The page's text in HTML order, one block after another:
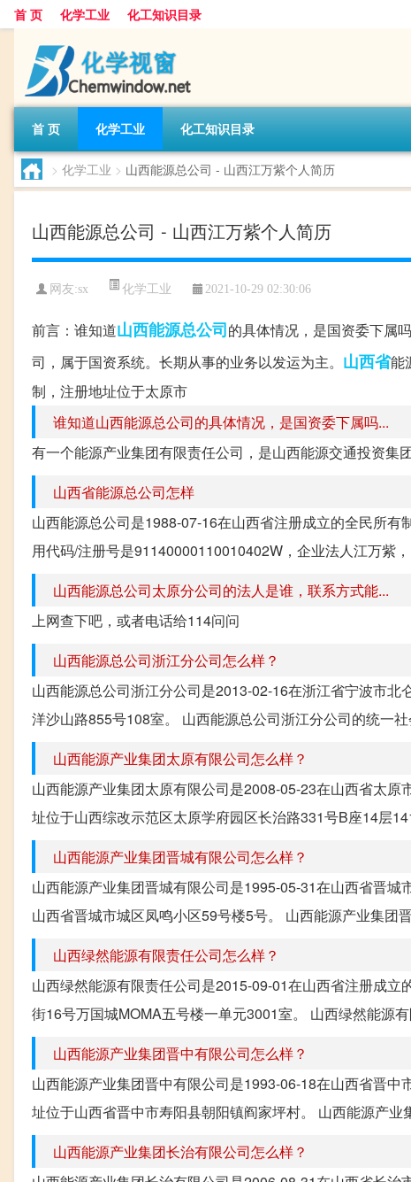
首 页 化学工业 化工知识目录
首 页 化学工业 化工知识目录
> 化学工业 > 山西能源总公司 - 山西江万紫个人简历
山西能源总公司 - 山西江万紫个人简历
网友:sx 化学工业 2021-10-29 02:30:06
前言：谁知道山西能源总公司的具体情况，是国资委下属
司，属于国资系统。长期从事的业务以发运为主。 山西省能
制，注册地址位于太原市
谁知道山西能源总公司的具体情况，是国资委下属吗...
有一个能源产业集团有限责任公司，是山西能源交通投资集
山西省能源总公司怎样
山西能源总公司是1988-07-16在山西省注册成立的全民所
用代码/注册号是91140000110010402W，企业法人江万紫
山西能源总公司太原分公司的法人是谁，联系方式能...
上网查下吧，或者电话给114问问
山西能源总公司浙江分公司怎么样？
山西能源总公司浙江分公司是2013-02-16在浙江省宁波市
洋沙山路855号108室。 山西能源总公司浙江分公司的统一
山西能源产业集团太原有限公司怎么样？
山西能源产业集团太原有限公司是2008-05-23在山西省太
址位于山西综改示范区太原学府园区长治路331号B座14层
山西能源产业集团晋城有限公司怎么样？
山西能源产业集团晋城有限公司是1995-05-31在山西省晋
山西省晋城市城区凤鸣小区59号楼5号。 山西能源产业集
山西绿然能源有限责任公司怎么样？
山西绿然能源有限责任公司是2015-09-01在山西省注册成
街16号万国城MOMA五号楼一单元3001室。 山西绿然能源
山西能源产业集团晋中有限公司怎么样？
山西能源产业集团晋中有限公司是1993-06-18在山西省晋
址位于山西省晋中市寿阳县朝阳镇阎家坪村。 山西能源产
山西能源产业集团长治有限公司怎么样？